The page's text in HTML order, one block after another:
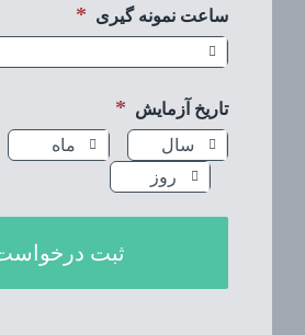
خدمات ما
ساعت نمونه گیری *

تاریخ آزمایش *


